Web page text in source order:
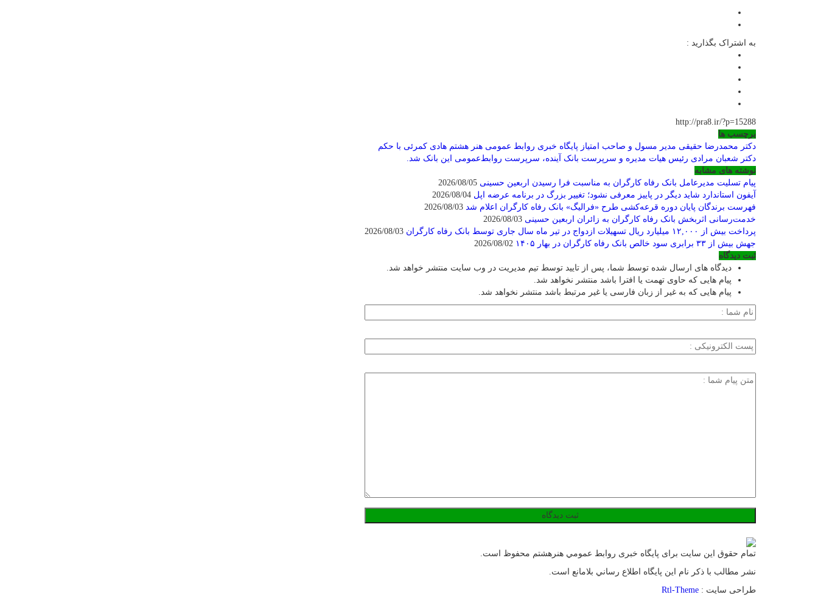
به اشتراک بگذارید :
http://pra8.ir/?p=15288
برچسب ها
دکتر محمدرضا حقیقی مدیر مسول و صاحب امتیاز پایگاه خبری روابط عمومی هنر هشتم هادی کمرئی با حکم
دکتر شعبان مرادی رئیس هیات مدیره و سرپرست بانک آینده، سرپرست روابط‌عمومی‌ این بانک شد.
نوشته های مشابه
پیام تسلیت مدیرعامل بانک رفاه کارگران به مناسبت فرا رسیدن اربعین حسینی
آیفون استاندارد شاید دیگر در پاییز معرفی نشود؛ تغییر بزرگ در برنامه عرضه اپل
فهرست برندگان پایان دوره قرعه‌کشی طرح «فرالیگ» بانک رفاه کارگران اعلام شد
خدمت‌رسانی اثربخش بانک رفاه کارگران به زائران اربعین حسینی
پرداخت بیش از ۱۲,۰۰۰ میلیارد ریال تسهیلات ازدواج در تیر ماه سال جاری توسط بانک رفاه کارگران
جهش بیش از ۳۳ برابری سود خالص بانک رفاه کارگران در بهار ۱۴۰۵
ثبت دیدگاه
دیدگاه های ارسال شده توسط شما، پس از تایید توسط تیم مدیریت در وب سایت منتشر خواهد شد.
پیام هایی که حاوی تهمت یا افترا باشد منتشر نخواهد شد.
پیام هایی که به غیر از زبان فارسی یا غیر مرتبط باشد منتشر نخواهد شد.
تمام حقوق این سایت برای پایگاه خبری روابط عمومي هنرهشتم محفوظ است.
نشر مطالب با ذکر نام اين پايگاه اطلاع رساني بلامانع است.
طراحی سایت : Rtl-Theme